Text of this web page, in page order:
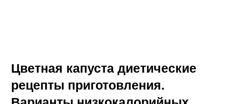
Цветная капуста диетические
рецепты приготовления.